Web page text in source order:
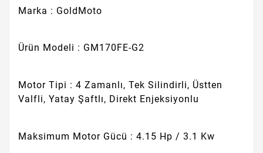
Marka : GoldMoto
Ürün Modeli : GM170FE-G2
Motor Tipi : 4 Zamanlı, Tek Silindirli, Üstten
Valfli, Yatay Şaftlı, Direkt Enjeksiyonlu
Maksimum Motor Gücü : 4.15 Hp / 3.1 Kw